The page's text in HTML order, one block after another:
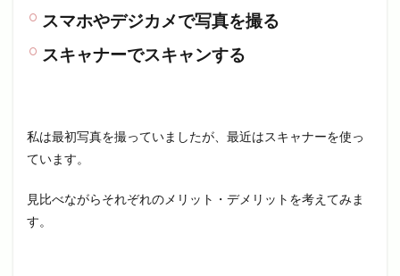
スマホやデジカメで写真を撮る
スキャナーでスキャンする
私は最初写真を撮っていましたが、最近はスキャナーを使っ
ています。
見比べながらそれぞれのメリット・デメリットを考えてみま
す。